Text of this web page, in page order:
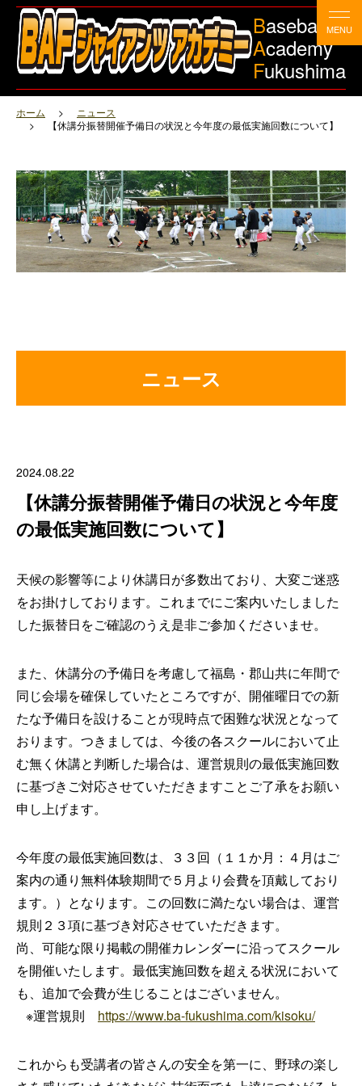
Baseball
Academy
Fukushima
ホーム
ニュース
【休講分振替開催予備日の状況と今年度の最低実施回数について】
ニュース
2024.08.22
【休講分振替開催予備日の状況と今年度
の最低実施回数について】
天候の影響等により休講日が多数出ており、大変ご迷惑
をお掛けしております。これまでにご案内いたしました
した振替日をご確認のうえ是非ご参加くださいませ。
また、休講分の予備日を考慮して福島・郡山共に年間で
同じ会場を確保していたところですが、開催曜日での新
たな予備日を設けることが現時点で困難な状況となって
おります。つきましては、今後の各スクールにおいて止
む無く休講と判断した場合は、運営規則の最低実施回数
に基づきご対応させていただきますことご了承をお願い
申し上げます。
今年度の最低実施回数は、３３回（１１か月：４月はご
案内の通り無料体験期間で５月より会費を頂戴しており
ます。）となります。この回数に満たない場合は、運営
規則２３項に基づき対応させていただきます。
尚、可能な限り掲載の開催カレンダーに沿ってスクール
を開催いたします。最低実施回数を超える状況において
も、追加で会費が生じることはございません。
※運営規則 https://www.ba-fukushima.com/kisoku/
これからも受講者の皆さんの安全を第一に、野球の楽し